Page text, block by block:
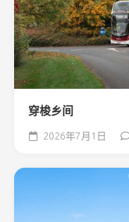
穿梭乡间
2026年7月1日